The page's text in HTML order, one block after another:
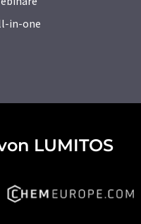
in-one
LUMITOS